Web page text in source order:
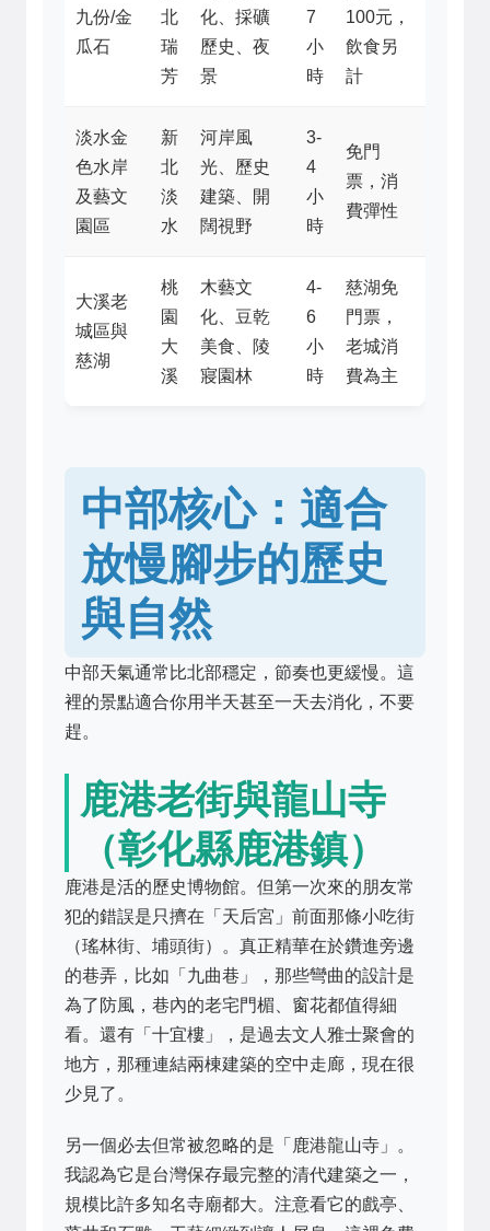
九份/金
瓜石
北
瑞
芳
化、採礦
歷史、夜
景
7
小
時
100元，
飲食另
計
淡水金
色水岸
及藝文
園區
新
北
淡
水
河岸風
光、歷史
建築、開
闊視野
3-
4
小
時
免門
票，消
費彈性
大溪老
城區與
慈湖
桃
園
大
溪
木藝文
化、豆乾
美食、陵
寢園林
4-
6
小
時
慈湖免
門票，
老城消
費為主
中部核心：適合
放慢腳步的歷史
與自然
中部天氣通常比北部穩定，節奏也更緩慢。這
裡的景點適合你用半天甚至一天去消化，不要
趕。
鹿港老街與龍山寺
（彰化縣鹿港鎮）
鹿港是活的歷史博物館。但第一次來的朋友常
犯的錯誤是只擠在「天后宮」前面那條小吃街
（瑤林街、埔頭街）。真正精華在於鑽進旁邊
的巷弄，比如「九曲巷」，那些彎曲的設計是
為了防風，巷內的老宅門楣、窗花都值得細
看。還有「十宜樓」，是過去文人雅士聚會的
地方，那種連結兩棟建築的空中走廊，現在很
少見了。
另一個必去但常被忽略的是「鹿港龍山寺」。
我認為它是台灣保存最完整的清代建築之一，
規模比許多知名寺廟都大。注意看它的戲亭、